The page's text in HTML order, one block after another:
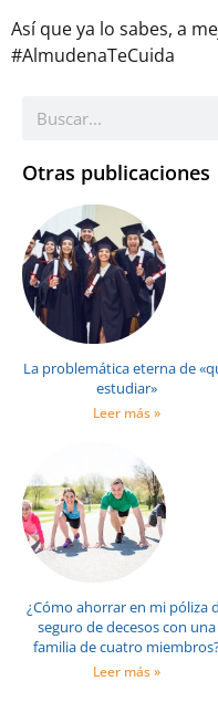
Así que ya lo sabes, a
#AlmudenaTeCuida
Otras publicaciones
La problemática eterna de
estudiar»
Leer más »
¿Cómo ahorrar en mi póliza
seguro de decesos con una
familia de cuatro
Leer más »